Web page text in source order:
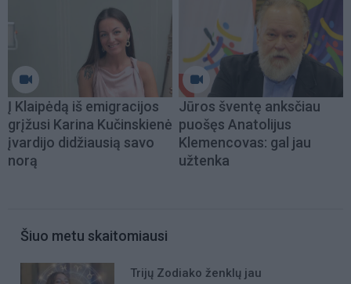
Į Klaipėdą iš emigracijos
grįžusi Karina Kučinskienė
įvardijo didžiausią savo
norą
Jūros šventę anksčiau
puošęs Anatolijus
Klemencovas: gal jau
užtenka
Šiuo metu skaitomiausi
Trijų Zodiako ženklų jau